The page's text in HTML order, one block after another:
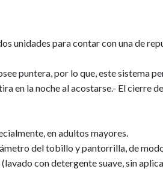
unidades para contar con una de
puntera, por lo que, este sistema
en la noche al acostarse.- El cierre
en adultos mayores.
del tobillo y pantorrilla, de
con detergente suave, sin